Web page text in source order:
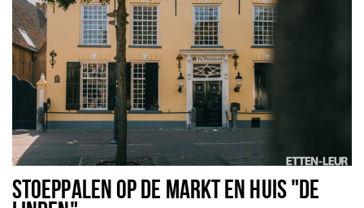
STOEPPALEN OP DE MARKT EN HUIS "DE